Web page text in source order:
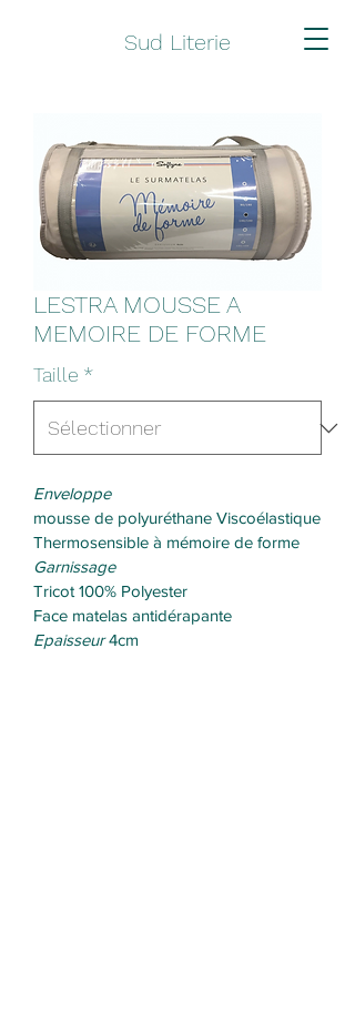
Sud Literie
LESTRA MOUSSE A
MEMOIRE DE FORME
Taille *
Enveloppe
mousse de polyuréthane Viscoélastique
Thermosensible à mémoire de forme
Garnissage
Tricot 100% Polyester
Face matelas antidérapante
Epaisseur 4cm